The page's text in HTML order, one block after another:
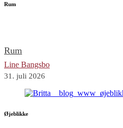
Rum
Rum
Line Bangsbo
31. juli 2026
Øjeblikke